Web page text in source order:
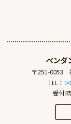
ペンダ
〒251-0053
TEL：
受付